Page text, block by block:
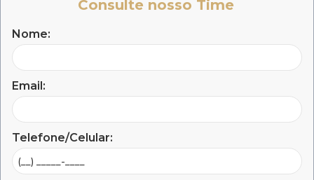
Consulte nosso Time
Nome:
Email:
Telefone/Celular: